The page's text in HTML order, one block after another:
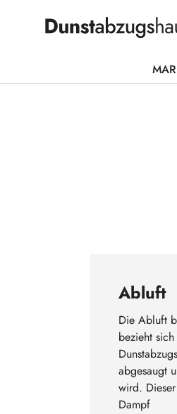
DIREKT ZUM INHALT
Abluft
Die Abluft
bezieht
abgesaugt
wird.
Dampf